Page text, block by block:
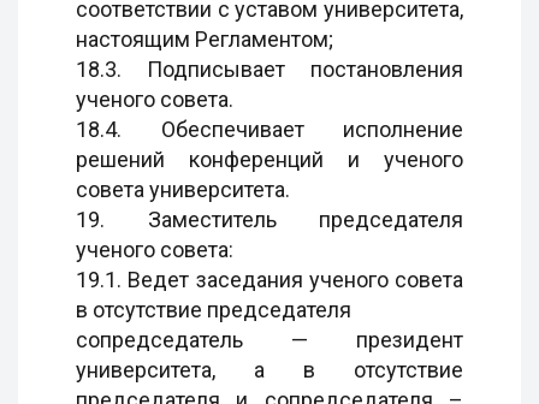
соответствии с уставом университета,
настоящим Регламентом;
18.3. Подписывает постановления
ученого совета.
18.4. Обеспечивает исполнение
решений конференций и ученого
совета университета.
19. Заместитель председателя
ученого совета:
19.1. Ведет заседания ученого совета
в отсутствие председателя
сопредседатель — президент
университета, а в отсутствие